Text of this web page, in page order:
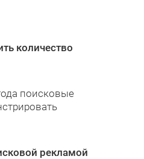
количество
поисковые
рекламой